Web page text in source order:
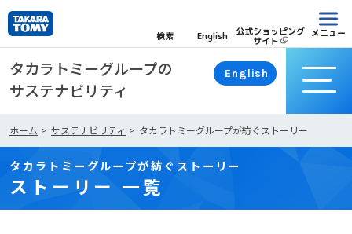
検索 English 公式ショッピング
サイト
メニュー
タカラトミーグループの
サステナビリティ
在
位
はホーム サステナビリティ タカラトミーグループが紡ぐストーリー
す
English
こ
こ
か
ら
本
タカラトミーグループが紡ぐストーリー
ストーリー 一覧